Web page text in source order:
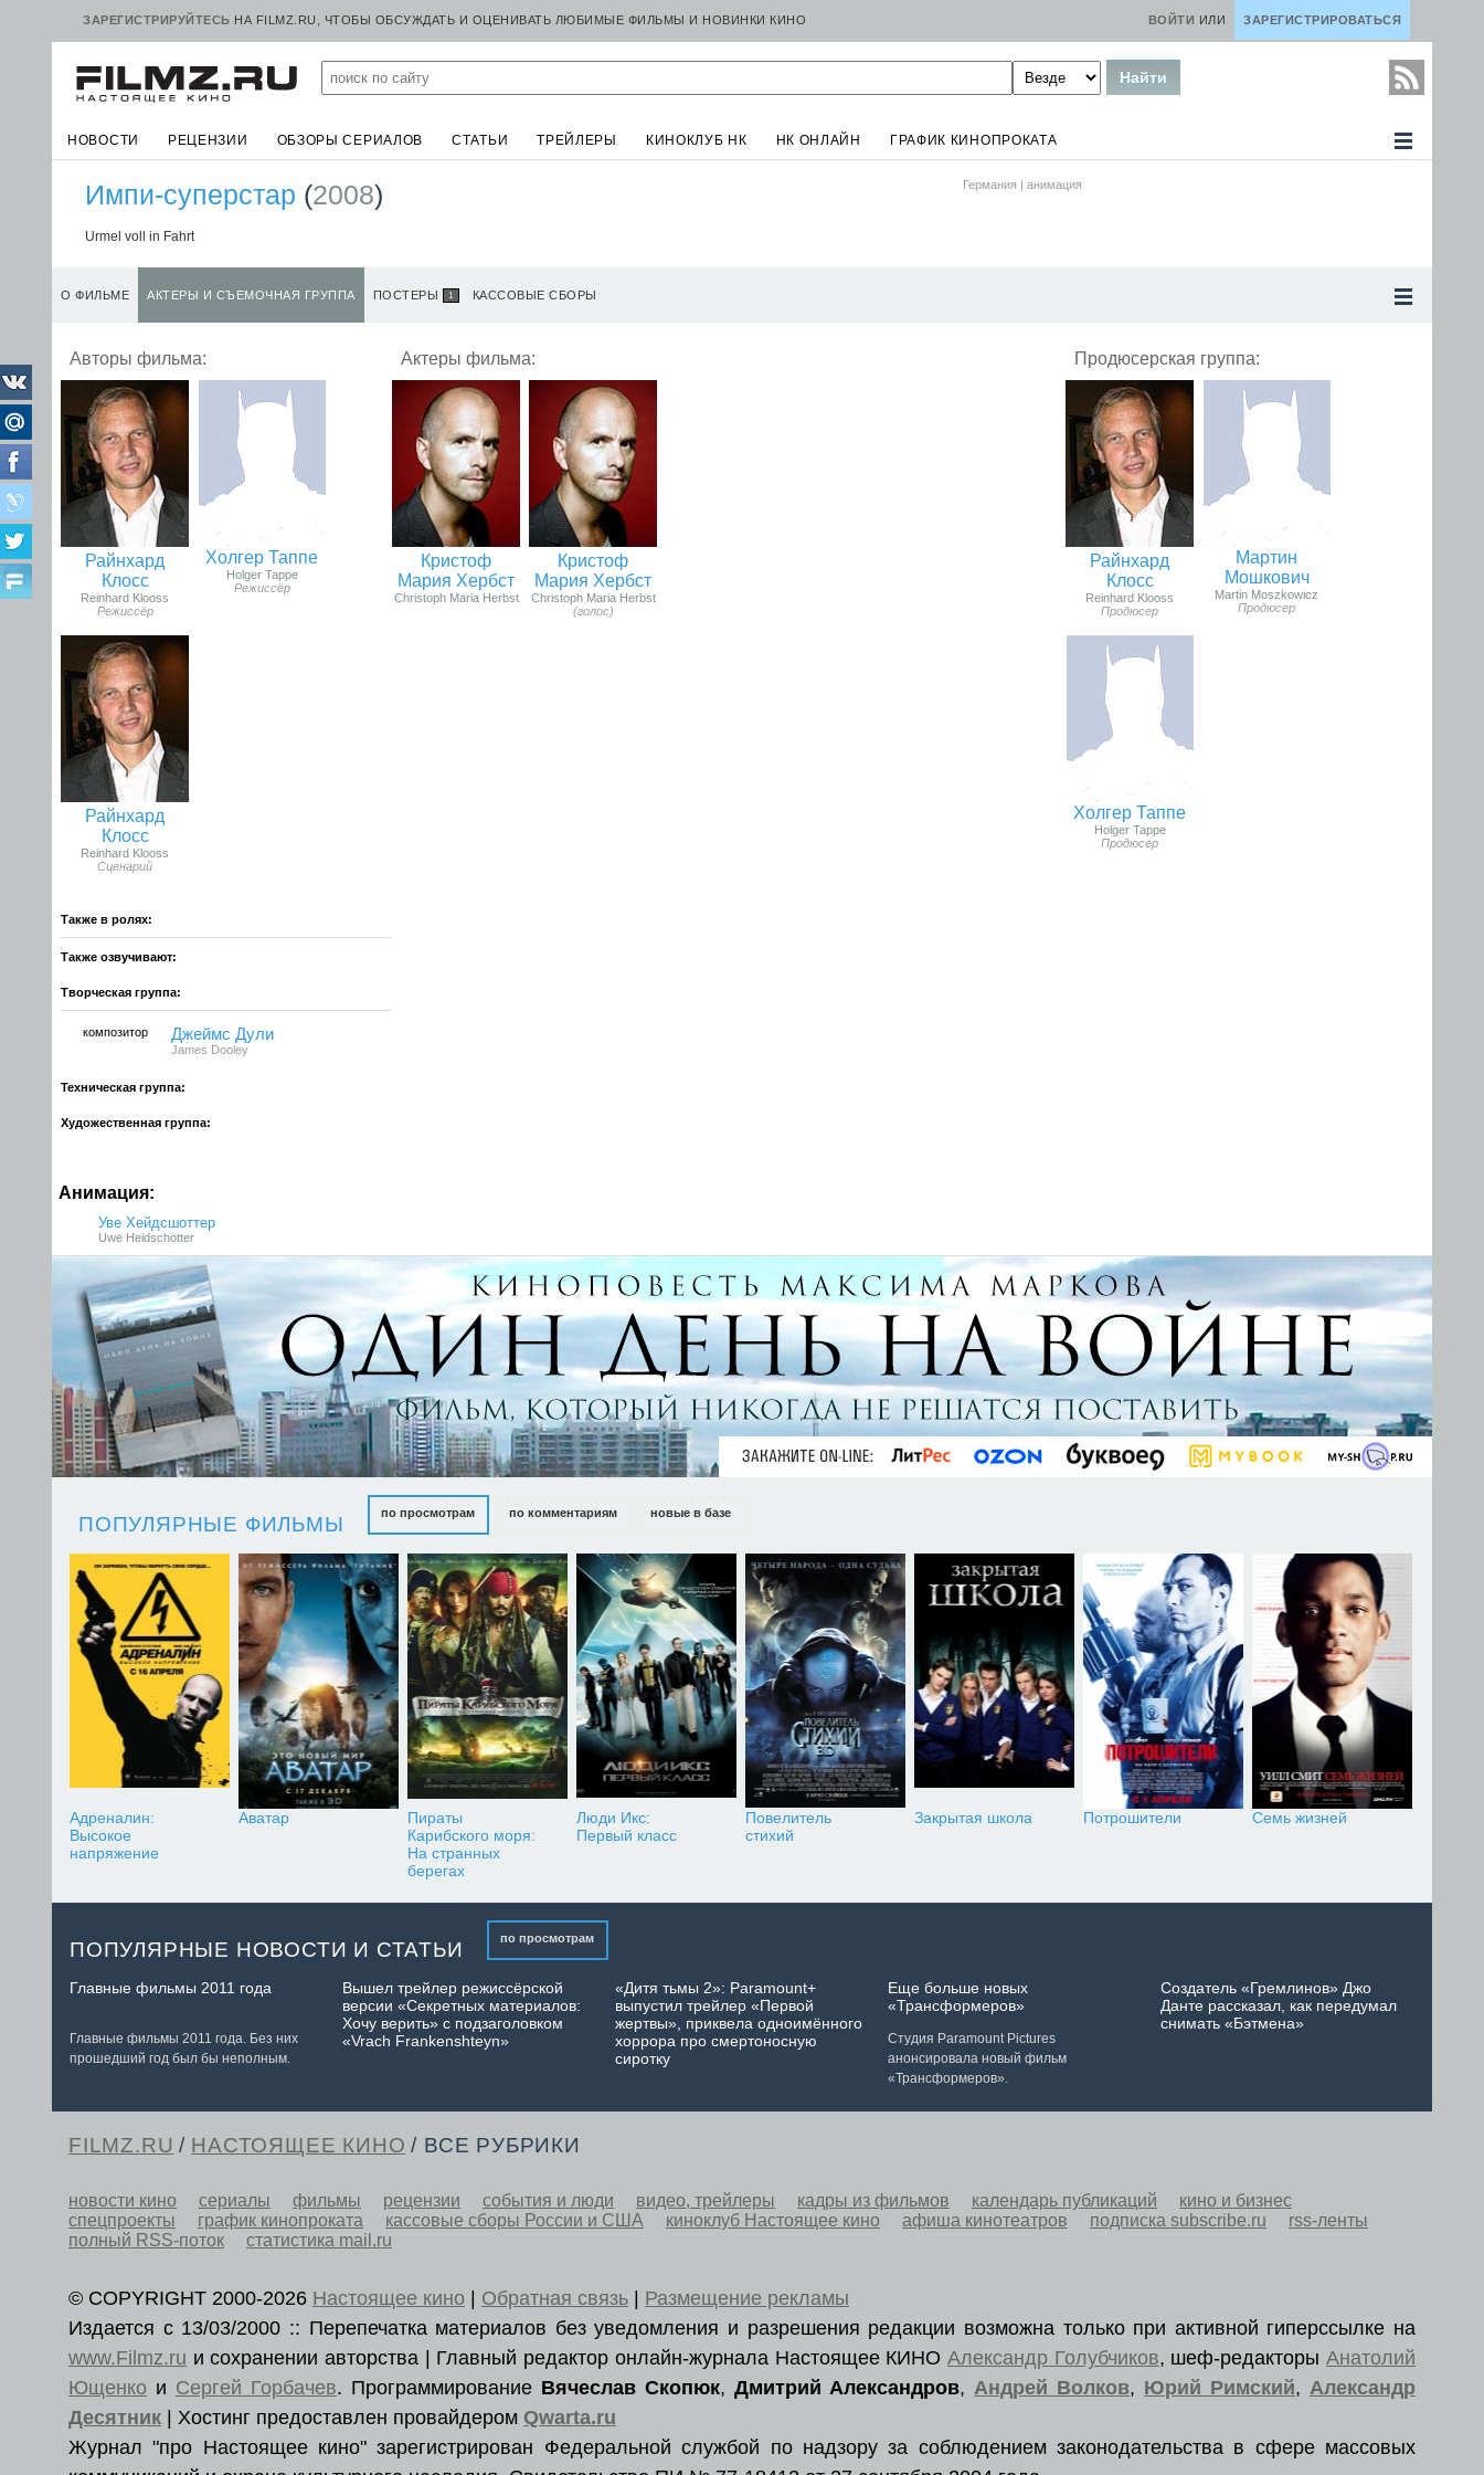
ЗАРЕГИСТРИРУЙТЕСЬ НА FILMZ.RU, ЧТОБЫ ОБСУЖДАТЬ И ОЦЕНИВАТЬ ЛЮБИМЫЕ ФИЛЬМЫ И НОВИНКИ КИНО ЗАРЕГИСТРИРОВАТЬСЯ
ВОЙТИ ИЛИ
НОВОСТИ РЕЦЕНЗИИ ОБЗОРЫ СЕРИАЛОВ СТАТЬИ ТРЕЙЛЕРЫ КИНОКЛУБ НК НК ОНЛАЙН ГРАФИК КИНОПРОКАТА
Импи-суперстар (2008)
Urmel voll in Fahrt
Германия | анимация
О ФИЛЬМЕ АКТЕРЫ И СЪЕМОЧНАЯ ГРУППА ПОСТЕРЫ 1 КАССОВЫЕ СБОРЫ
Авторы фильма:
Райнхард
Клосс
Reinhard Klooss
Режиссёр
Холгер Таппе
Holger Tappe
Режиссёр
Райнхард
Клосс
Reinhard Klooss
Сценарий
Актеры фильма:
Кристоф
Мария Хербст
Christoph Maria Herbst
Кристоф
Мария Хербст
Christoph Maria Herbst
(голос)
Продюсерская группа:
Райнхард
Клосс
Reinhard Klooss
Продюсер
Мартин
Мошкович
Martin Moszkowicz
Продюсер
Холгер Таппе
Holger Tappe
Продюсер
Также в ролях:
Также озвучивают:
Творческая группа:
композитор Джеймс Дули
James Dooley
Техническая группа:
Художественная группа:
Анимация:
Уве Хейдсшоттер
Uwe Heidschötter
ПОПУЛЯРНЫЕ ФИЛЬМЫ по просмотрам
Адреналин:
Высокое
напряжение
Аватар
Пираты
Карибского моря:
На странных
берегах
Люди Икс:
Первый класс
Повелитель
стихий
Закрытая школа Потрошители Семь жизней
по комментариям новые в базе
ПОПУЛЯРНЫЕ НОВОСТИ И СТАТЬИ по просмотрам
Главные фильмы 2011 года
Главные фильмы 2011 года. Без них
прошедший год был бы неполным.
Вышел трейлер режиссёрской
версии «Секретных материалов:
Хочу верить» с подзаголовком
«Vrach Frankenshteyn»
«Дитя тьмы 2»: Paramount+
выпустил трейлер «Первой
жертвы», приквела одноимённого
хоррора про смертоносную
сиротку
Еще больше новых
«Трансформеров»
Студия Paramount Pictures
анонсировала новый фильм
«Трансформеров».
Создатель «Гремлинов» Джо
Данте рассказал, как передумал
снимать «Бэтмена»
FILMZ.RU / НАСТОЯЩЕЕ КИНО / ВСЕ РУБРИКИ
новости кино сериалы фильмы рецензии события и люди видео, трейлеры кадры из фильмов календарь публикаций
кино и бизнес
спецпроекты
график кинопроката кассовые сборы России и США киноклуб Настоящее кино афиша кинотеатров подписка subscribe.ru
rss-ленты
полный RSS-поток
статистика mail.ru
© COPYRIGHT 2000-2026 Настоящее кино Обратная связь
Размещение рекламы
Издается с 13/03/2000 :: Перепечатка материалов без уведомления и разрешения редакции возможна только при активной гиперссылке на
www.Filmz.ru и сохранении авторства | Главный редактор онлайн-журнала Настоящее КИНО Александр Голубчиков, шеф-редакторыАнатолий
Ющенко и Сергей Горбачев. Программирование Вячеслав Скопюк, Дмитрий Александров,Андрей Волков, Юрий Римский,Александр
Десятник | Хостинг предоставлен провайдером Qwarta.ru
Журнал "про Настоящее кино" зарегистрирован Федеральной службой по надзору за соблюдением законодательства в сфере массовых